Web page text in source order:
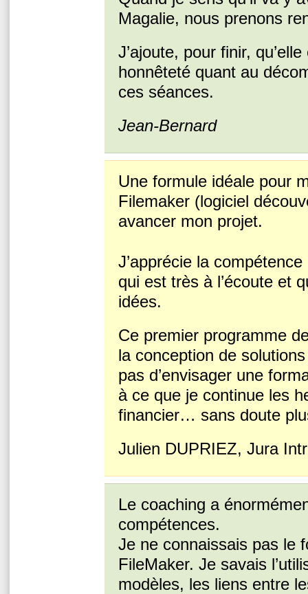
Magalie, nous prenons
J’ajoute, pour finir,
honnêteté quant au
ces séances.
Jean-Bernard
Une formule idéale pour
Filemaker (logiciel
avancer mon projet.
J’apprécie la
qui est très à l’écoute et
idées.
Ce premier programme
la conception de
pas d’envisager une
à ce que je continue les
financier… sans doute
Julien DUPRIEZ, Jura
Le coaching a
compétences.
Je ne connaissais pas le
FileMaker. Je savais
modèles, les liens entre